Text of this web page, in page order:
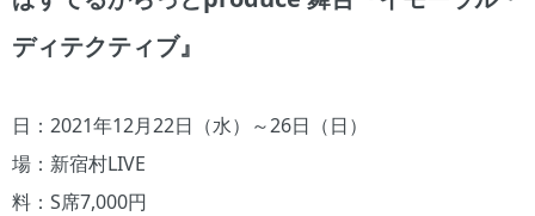
ディテクティブ』
日：2021年12月22日（水）～26日（日）
場：新宿村LIVE
料：S席7,000円